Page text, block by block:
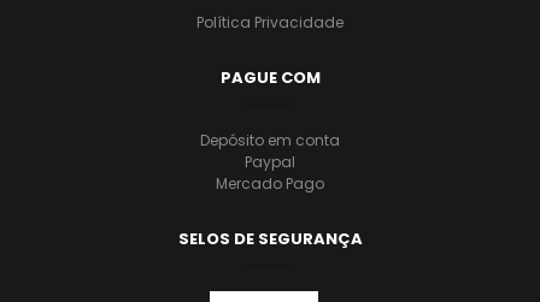
Política Privacidade
PAGUE COM
Depósito em conta
Paypal
Mercado Pago
SELOS DE SEGURANÇA